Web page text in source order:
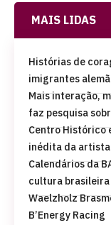
MAIS LIDAS
Histórias de
imigrantes
Mais interação,
faz pesquisa
Centro Histórico
inédita da
Calendários da
cultura brasileira
Waelzholz
B’Energy Racing